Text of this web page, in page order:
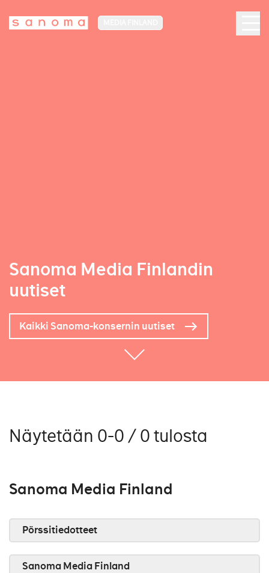
Sanoma Media Finlandin
uutiset
Kaikki Sanoma-konsernin uutiset
Näytetään 0-0 / 0 tulosta
Sanoma Media Finland
Pörssitiedotteet
Sanoma Media Finland